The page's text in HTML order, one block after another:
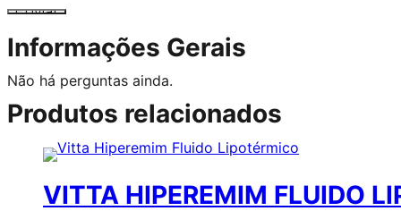
Informações Gerais
Não há perguntas ainda.
Produtos relacionados
VITTA HIPEREMIM FLUIDO